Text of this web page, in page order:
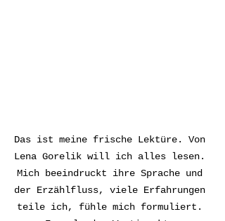
Das ist meine frische Lektüre. Von
Lena Gorelik will ich alles lesen.
Mich beeindruckt ihre Sprache und
der Erzählfluss, viele Erfahrungen
teile ich, fühle mich formuliert.